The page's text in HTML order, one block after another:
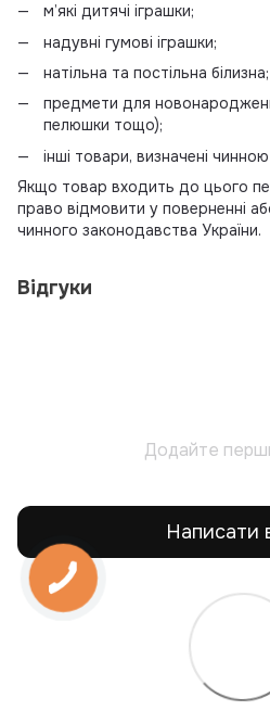
м’які дитячі іграшки;
надувні гумові іграшки;
натільна та постільна білизна;
предмети для
пелюшки тощо);
інші товари, визначені
Якщо товар входить до цього
право відмовити у поверненні
чинного законодавства України.
Відгуки
Додайте
Написати